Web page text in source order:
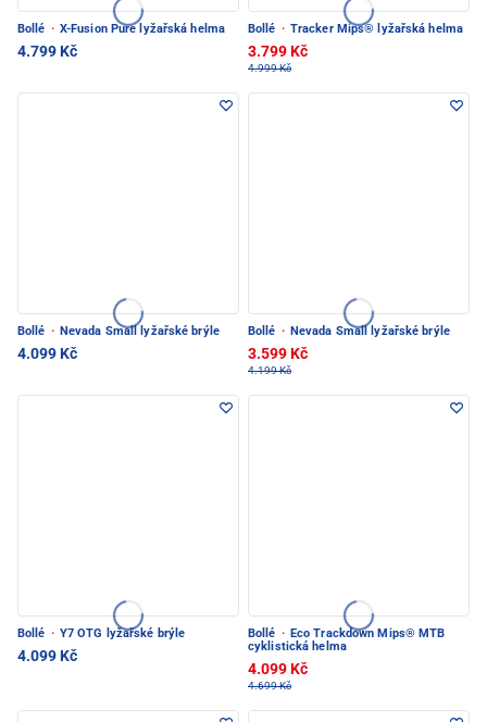
Bollé · X-Fusion Pure lyžařská helma
4.799 Kč
Bollé · Tracker Mips® lyžařská helma
3.799 Kč
4.999 Kč
Bollé · Nevada Small lyžařské brýle
4.099 Kč
Bollé · Nevada Small lyžařské brýle
3.599 Kč
4.199 Kč
Bollé · Y7 OTG lyžařské brýle
4.099 Kč
Bollé · Eco Trackdown Mips® MTB
cyklistická helma
4.099 Kč
4.699 Kč